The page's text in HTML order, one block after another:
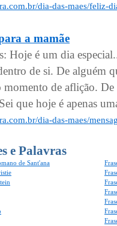
dia-das-maes/feliz-
a mamãe
Hoje é um dia
de si. De alguém
momento de aflição.
que hoje é apenas
dia-das-maes/
e Palavras
de Sant'ana